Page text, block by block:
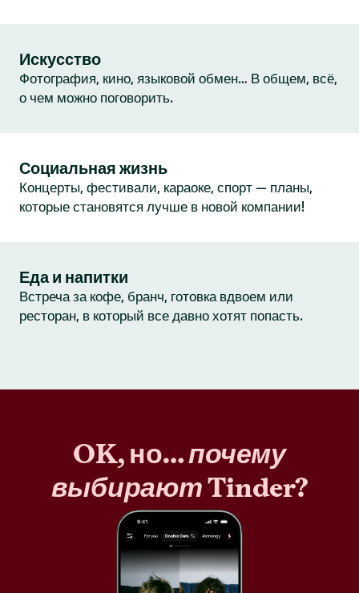
Искусство
Фотография, кино, языковой обмен… В общем, всё,
о чем можно поговорить.
Социальная жизнь
Концерты, фестивали, караоке, спорт — планы,
которые становятся лучше в новой компании!
Еда и напитки
Встреча за кофе, бранч, готовка вдвоем или
ресторан, в который все давно хотят попасть.
OK, но…почему
выбираютTinder?